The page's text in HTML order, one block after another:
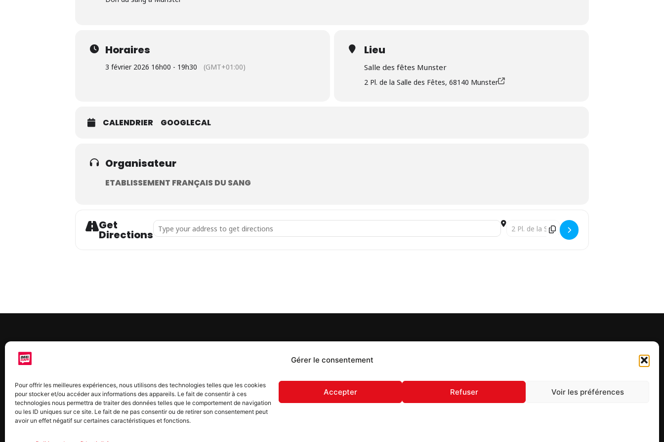
Gérer le consentement
Pour offrir les meilleures expériences, nous utilisons des technologies telles que les cookies
pour stocker et/ou accéder aux informations des appareils. Le fait de consentir à ces
technologies nous permettra de traiter des données telles que le comportement de navigation
ou les ID uniques sur ce site. Le fait de ne pas consentir ou de retirer son consentement peut
avoir un effet négatif sur certaines caractéristiques et fonctions.
Accepter Refuser Voir les préférences
Horaires
3 février 2026 16h00 - 19h30 (GMT+01:00)
Lieu
Salle des fêtes Munster
2 Pl. de la Salle des Fêtes, 68140 Munster
CALENDRIER GOOGLECAL
Organisateur
ETABLISSEMENT FRANÇAIS DU SANG
Get
Directions
Address - Don du sang Munster [] Destination Address - Don du sang Munster []
chaque semaine sur trois éditions : en Alsace du Nord depuis
2015, dans les secteurs d’Obernai-Molsheim-Erstein depuis
2022, et à Colmar, Vignoble et Plaine depuis 2023.
S'inscrire à la newsletter